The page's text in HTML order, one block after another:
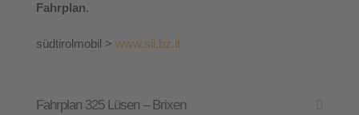
Fahrplan.
südtirolmobil > www.sii.bz.it
Fahrplan 325 Lüsen – Brixen